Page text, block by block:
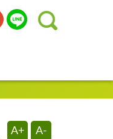
A+ A-